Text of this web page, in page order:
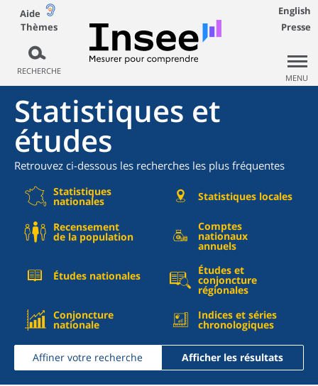
Aide
Thèmes
RECHERCHE
English
Presse
MENU
Statistiques et
études
Retrouvez ci-dessous les recherches les plus fréquentes
Statistiques
nationales Statistiques locales
Recensement
de la population
Comptes
nationaux
annuels
Études nationales Études et
conjoncture
régionales
Conjoncture
nationale
Indices et séries
chronologiques
Affiner votre recherche Afficher les résultats